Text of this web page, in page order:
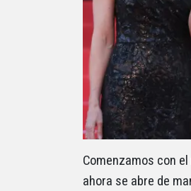
Comenzamos con
ahora se abre de